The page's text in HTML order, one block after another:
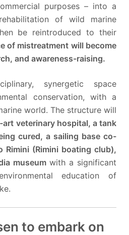
purposes – into a
of wild marine
be reintroduced to their
of mistreatment will become
and awareness-raising.
synergetic space
conservation, with a
world. The structure will
veterinary hospital, a tank
cured, a sailing base co-
Rimini (Rimini boating club),
museum with a significant
education of
to embark on